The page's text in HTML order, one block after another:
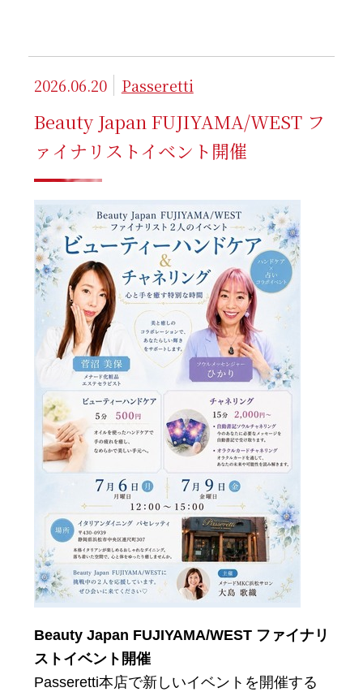
2026.06.20 Passeretti
Beauty Japan FUJIYAMA/WEST フ
ァイナリストイベント開催
Beauty Japan FUJIYAMA/WEST ファイナリ
ストイベント開催
Passeretti本店で新しいイベントを開催する